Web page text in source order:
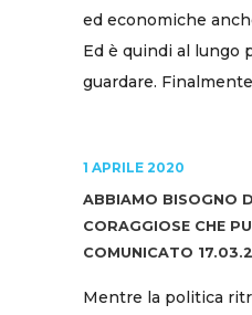
ed economiche
Ed è quindi al lungo
guardare. Finalmente
1 APRILE 2020
ABBIAMO BISOGNO
CORAGGIOSE CHE
COMUNICATO
Mentre la politica